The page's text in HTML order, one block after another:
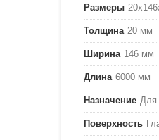
Размеры
Толщина 20 мм
Ширина 146 мм
Длина 6000 мм
Назначение Для
Поверхность